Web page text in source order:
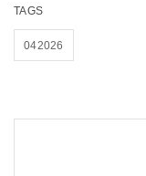
TAGS
042026